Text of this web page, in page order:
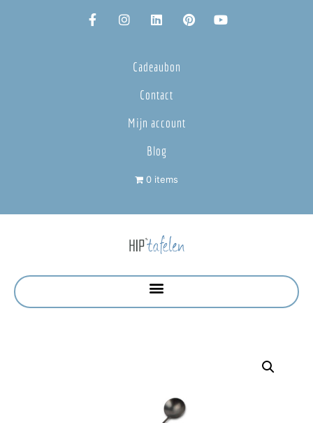
Cadeaubon
Contact
Mijn account
Blog
0 items